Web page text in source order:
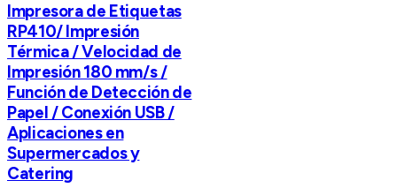
Impresora de Etiquetas
RP410/ Impresión
Térmica / Velocidad de
Impresión 180 mm/s /
Función de Detección de
Papel / Conexión USB /
Aplicaciones en
Supermercados y
Catering